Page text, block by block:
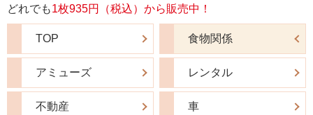
どれでも1枚935円（税込）から販売中！
TOP
アミューズ
不動産
食物関係
レンタル
車